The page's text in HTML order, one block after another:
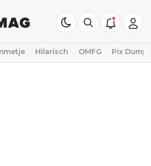
Hilarisch OMFG Pix Dump